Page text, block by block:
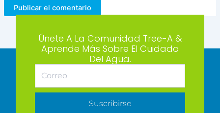
Únete A La Comunidad Tree-A &
Aprende Más Sobre El Cuidado
Del Agua.
Suscribirse